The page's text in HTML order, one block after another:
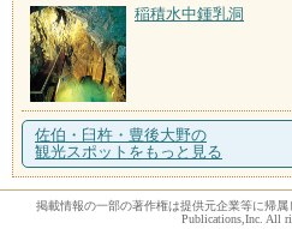
稲積水中鍾乳洞
佐伯・臼杵・豊後大野の
観光スポットをもっと見る
掲載情報の一部の著作権は提供元企業等に帰属
Publications,Inc. All